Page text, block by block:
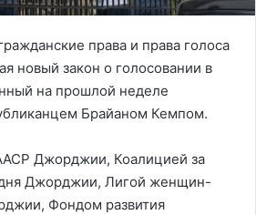
права и права голоса
новый закон о голосовании в
на прошлой неделе
Брайаном Кемпом.
Джорджии, Коалицией за
Джорджии, Лигой женщин-
Фондом развития